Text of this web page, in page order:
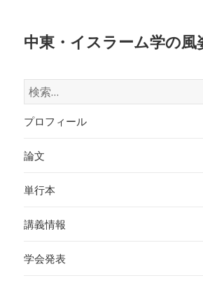
中東・イスラーム学の風
検
索:
プロフィール
論文
単行本
講義情報
学会発表